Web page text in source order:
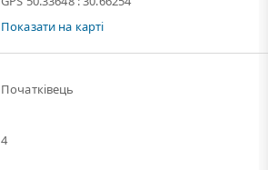
Показати на карті
Початківець
4